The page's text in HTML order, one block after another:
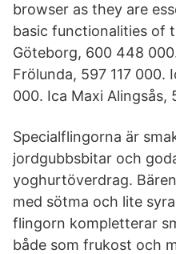
browser as they are
basic functionalities of
Göteborg, 600 448
Frölunda, 597 117 000.
000. Ica Maxi Alingsås,
Specialflingorna är
jordgubbsbitar och
yoghurtöverdrag.
med sötma och lite
flingorn kompletterar
både som frukost och